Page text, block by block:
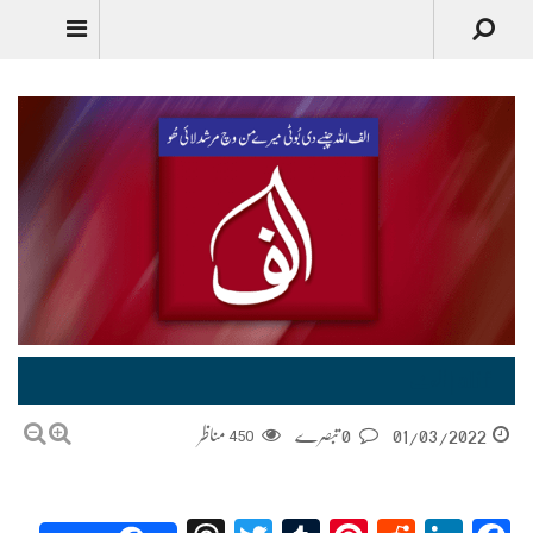
01/03/2022
450 مناظر